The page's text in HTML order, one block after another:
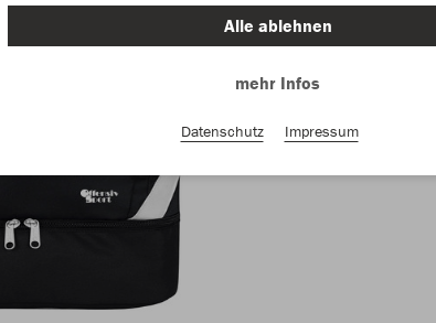
Alle ablehnen
mehr Infos
Datenschutz Impressum